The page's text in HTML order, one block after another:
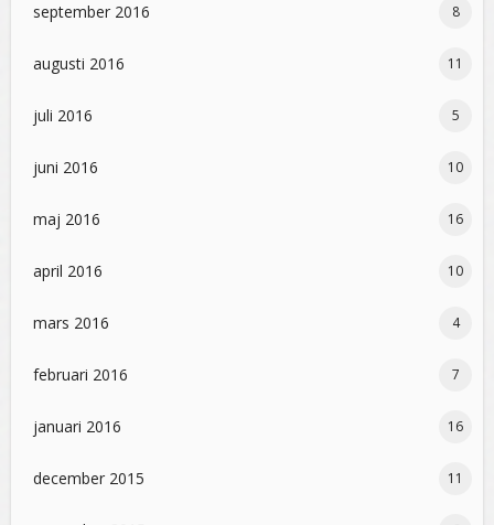
september 2016 8
augusti 2016 11
juli 2016 5
juni 2016 10
maj 2016 16
april 2016 10
mars 2016 4
februari 2016 7
januari 2016 16
december 2015 11